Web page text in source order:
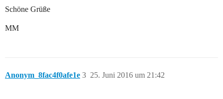
Schöne Grüße
MM
Anonym_8fac4f0afe1e 25. Juni 2016 um 21:42
3